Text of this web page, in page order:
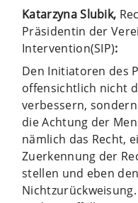
Katarzyna Slubik,
Präsidentin der
Intervention(SIP):
Den Initiatoren des
offensichtlich nicht
verbessern,
die Achtung der
nämlich das Recht,
Zuerkennung der
stellen und eben